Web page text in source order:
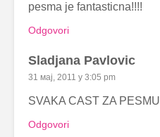
pesma je fantasticna!!!!
Odgovori
Sladjana Pavlovic
31 мај, 2011 у 3:05 pm
SVAKA CAST ZA PESMU
Odgovori